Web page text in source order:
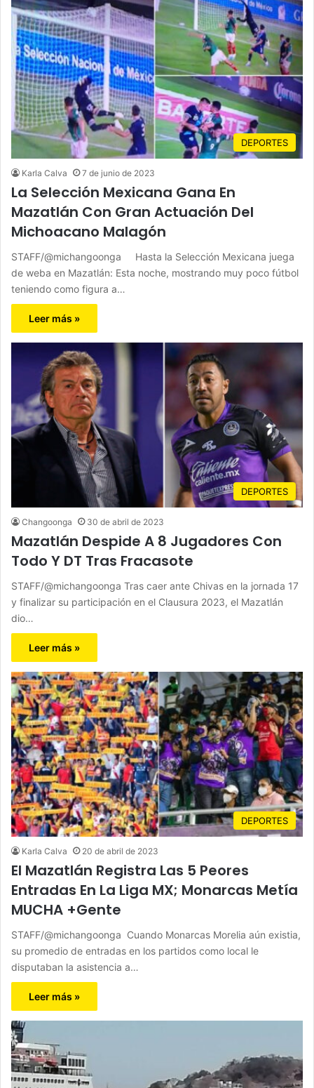
DEPORTES
Karla Calva 7 de junio de 2023
La Selección Mexicana Gana En
Mazatlán Con Gran Actuación Del
Michoacano Malagón
STAFF/@michangoonga Hasta la Selección Mexicana juega
de weba en Mazatlán: Esta noche, mostrando muy poco fútbol
teniendo como figura a…
Leer más »
DEPORTES
Changoonga 30 de abril de 2023
Mazatlán Despide A 8 Jugadores Con
Todo Y DT Tras Fracasote
STAFF/@michangoonga Tras caer ante Chivas en la jornada 17
y finalizar su participación en el Clausura 2023, el Mazatlán
dio…
Leer más »
DEPORTES
Karla Calva 20 de abril de 2023
El Mazatlán Registra Las 5 Peores
Entradas En La Liga MX; Monarcas Metía
MUCHA +Gente
STAFF/@michangoonga Cuando Monarcas Morelia aún existia,
su promedio de entradas en los partidos como local le
disputaban la asistencia a…
Leer más »